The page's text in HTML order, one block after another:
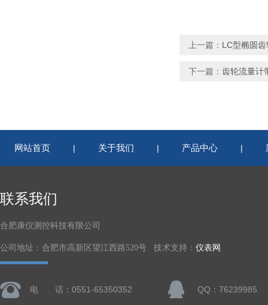
上一篇： LC型椭圆
下一篇： 齿轮流量计
网站首页 | 关于我们 | 产品中心 |
联系我们
合肥康仪测控科技有限公司
公司地址：合肥市高新区望江西路520号 技术支持： 仪表网
电 话：0551-65350352 QQ：76239985